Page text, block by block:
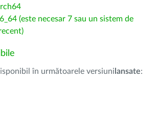
(este necesar 7 sau un sistem de
în următoarele versiuni lansate: